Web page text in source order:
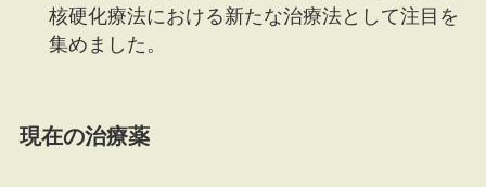
核硬化療法における新たな治療法として注目を
集めました。
現在の治療薬